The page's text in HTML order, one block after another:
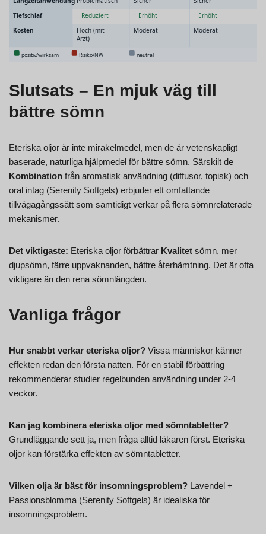
Slutsats – En mjuk väg till
bättre sömn
Eteriska oljor är inte mirakelmedel, men de är vetenskapligt
baserade, naturliga hjälpmedel för bättre sömn. Särskilt de
Kombination från aromatisk användning (diffusor, topisk) och
oral intag (Serenity Softgels) erbjuder ett omfattande
tillvägagångssätt som samtidigt verkar på flera sömnrelaterade
mekanismer.
Det viktigaste: Eteriska oljor förbättrar Kvalitet sömn, mer
djupsömn, färre uppvaknanden, bättre återhämtning. Det är ofta
viktigare än den rena sömnlängden.
Vanliga frågor
Hur snabbt verkar eteriska oljor? Vissa människor känner
effekten redan den första natten. För en stabil förbättring
rekommenderar studier regelbunden användning under 2-4
veckor.
Kan jag kombinera eteriska oljor med sömntabletter?
Grundläggande sett ja, men fråga alltid läkaren först. Eteriska
oljor kan förstärka effekten av sömntabletter.
Vilken olja är bäst för insomningsproblem? Lavendel +
Passionsblomma (Serenity Softgels) är idealiska för
insomningsproblem.